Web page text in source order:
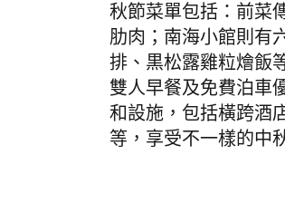
秋節菜單包括：前菜
肋肉；南海小館則有
排、黒松露雞粒燴飯
雙人早餐及免費泊車
和設施，包括橫跨酒
等，享受不一樣的中